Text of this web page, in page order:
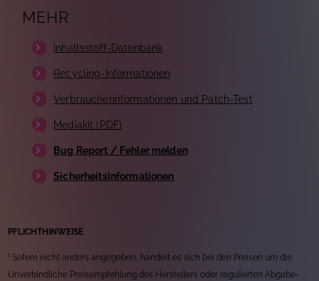
MEHR
Inhaltsstoff-Datenbank
Recycling-Informationen
Verbraucherinformationen und Patch-Test
Mediakit (PDF)
Bug Report / Fehler melden
Sicherheitsinformationen
PFLICHTHINWEISE
¹ Sofern nicht anders angegeben, handelt es sich bei den Preisen um die
Unverbindliche Preisempfehlung des Herstellers oder regulierten Abgabe-